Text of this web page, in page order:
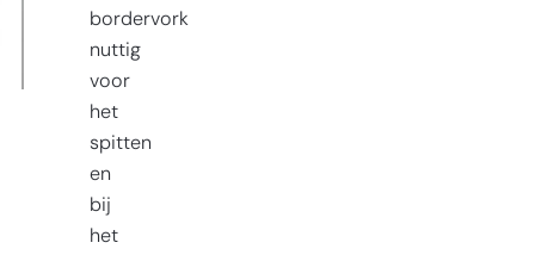
aantal
bordervork
nuttig
voor
het
spitten
en
bij
het